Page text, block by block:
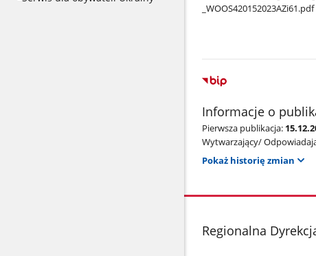
_WOOS420152023AZi61.pdf
Informacje o
Pierwsza publikacja:
Wytwarzający/
Pokaż historię zmian
stopka
Regionalna